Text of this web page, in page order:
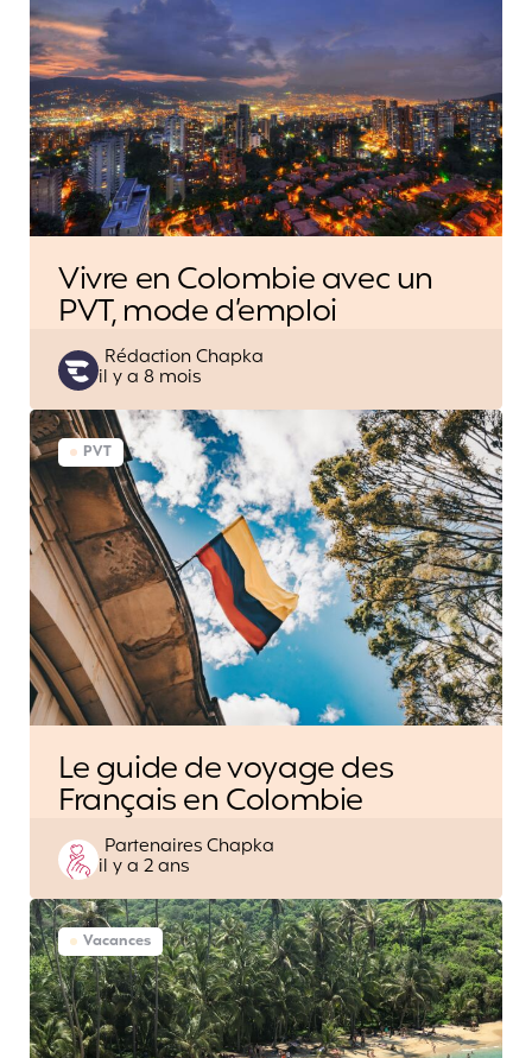
Vivre en Colombie avec un
PVT, mode d’emploi
Posted
by
Rédaction Chapka
il y a 8 mois
PVT
Le guide de voyage des
Français en Colombie
Posted
by
Partenaires Chapka
il y a 2 ans
Vacances